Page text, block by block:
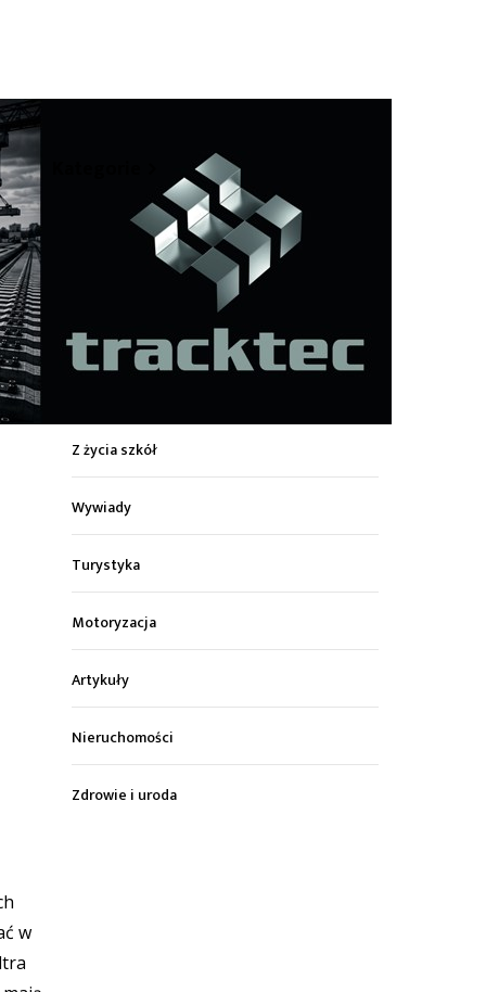
w
Z życia miasta
Kultura
Z życia szkół
Wywiady
Turystyka
Motoryzacja
Artykuły
Nieruchomości
Zdrowie i uroda